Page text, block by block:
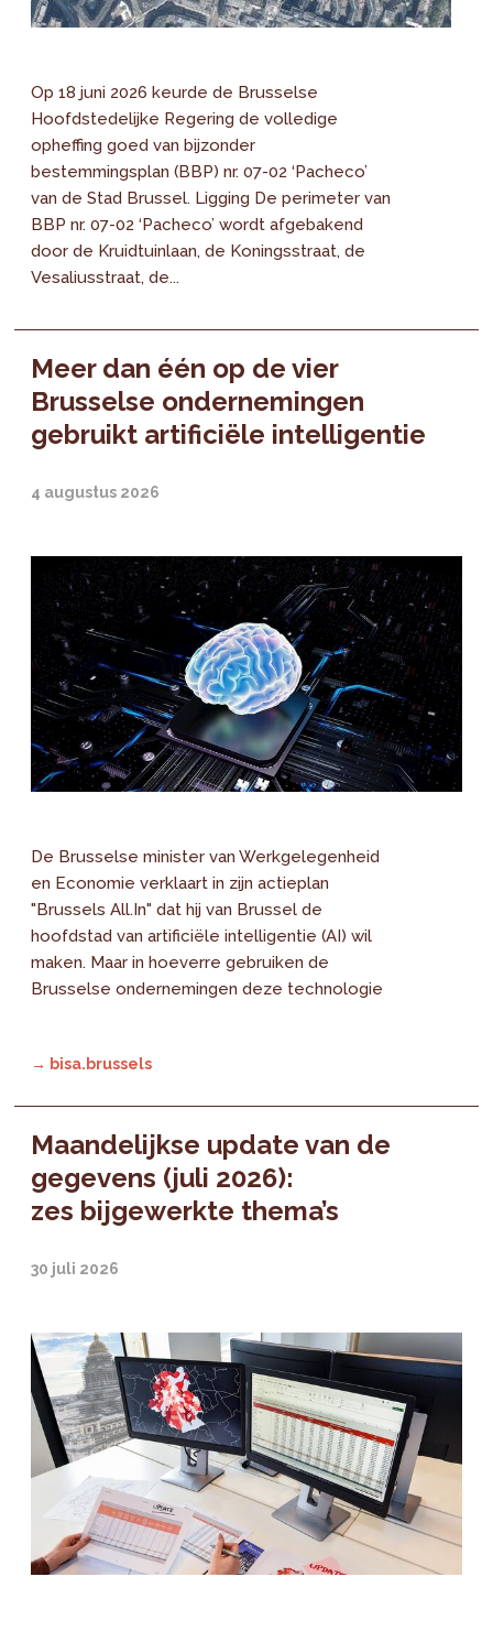
Op 18 juni 2026 keurde de Brusselse
Hoofdstedelijke Regering de volledige
opheffing goed van bijzonder
bestemmingsplan (BBP) nr. 07-02 ‘Pacheco’
van de Stad Brussel. Ligging De perimeter van
BBP nr. 07-02 ‘Pacheco’ wordt afgebakend
door de Kruidtuinlaan, de Koningsstraat, de
Vesaliusstraat, de...
Meer dan één op de vier
Brusselse ondernemingen
gebruikt artificiële intelligentie
4 augustus 2026
De Brusselse minister van Werkgelegenheid
en Economie verklaart in zijn actieplan
"Brussels All.In" dat hij van Brussel de
hoofdstad van artificiële intelligentie (AI) wil
maken. Maar in hoeverre gebruiken de
Brusselse ondernemingen deze technologie
→ bisa.brussels
Maandelijkse update van de
gegevens (juli 2026):
zes bijgewerkte thema’s
30 juli 2026